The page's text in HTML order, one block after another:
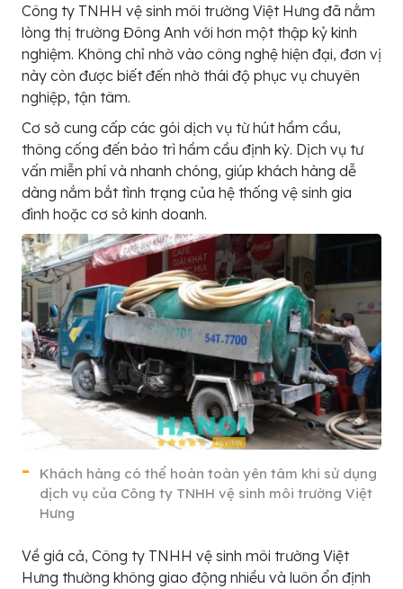
Công ty TNHH vệ sinh môi trường Việt Hưng đã nằm
lòng thị trường Đông Anh với hơn một thập kỷ kinh
nghiệm. Không chỉ nhờ vào công nghệ hiện đại, đơn vị
này còn được biết đến nhờ thái độ phục vụ chuyên
nghiệp, tận tâm.
Cơ sở cung cấp các gói dịch vụ từ hút hầm cầu,
thông cống đến bảo trì hầm cầu định kỳ. Dịch vụ tư
vấn miễn phí và nhanh chóng, giúp khách hàng dễ
dàng nắm bắt tình trạng của hệ thống vệ sinh gia
đình hoặc cơ sở kinh doanh.
Khách hàng có thể hoàn toàn yên tâm khi sử dụng
dịch vụ của Công ty TNHH vệ sinh môi trường Việt
Hưng
Về giá cả, Công ty TNHH vệ sinh môi trường Việt
Hưng thường không giao động nhiều và luôn ổn định